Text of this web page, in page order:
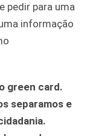
pedir para uma
informação
green card.
separamos e